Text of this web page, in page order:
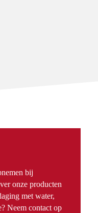
bij
onze producten
met water,
Neem contact op